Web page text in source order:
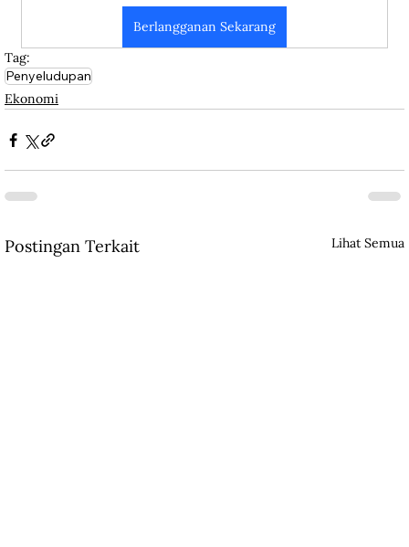
Berlangganan Sekarang
Tag:
Penyeludupan
Ekonomi
Postingan Terkait Lihat Semua